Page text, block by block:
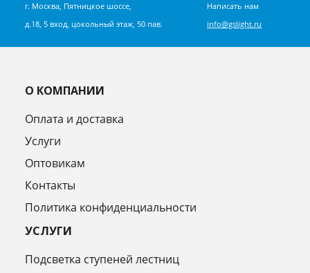
Написать нам
info@gslight.ru
г. Москва, Пятницкое шоссе,
д.18, 5 вход, цокольный этаж, 50 пав.
О КОМПАНИИ
Оплата и доставка
Услуги
Оптовикам
Контакты
Политика конфиденциальности
УСЛУГИ
Подсветка ступеней лестниц